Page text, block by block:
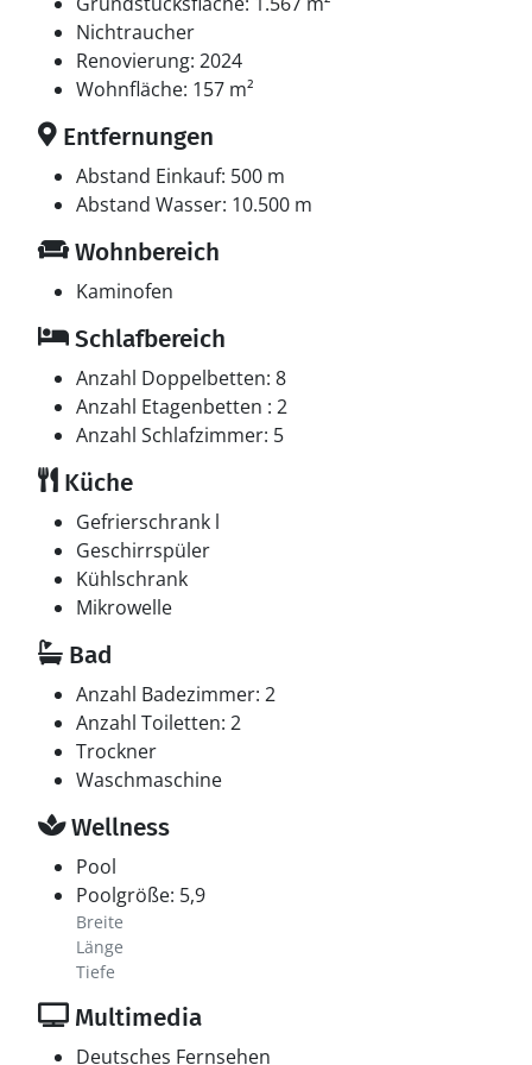
Nichtraucher
Renovierung: 2024
Wohnfläche: 157 m²
Entfernungen
Abstand Einkauf: 500 m
Abstand Wasser: 10.500 m
Wohnbereich
Kaminofen
Schlafbereich
Anzahl Doppelbetten: 8
Anzahl Etagenbetten : 2
Anzahl Schlafzimmer: 5
Küche
Gefrierschrank l
Geschirrspüler
Kühlschrank
Mikrowelle
Bad
Anzahl Badezimmer: 2
Anzahl Toiletten: 2
Trockner
Waschmaschine
Wellness
Pool
Poolgröße: 5,9
Breite
Länge
Tiefe
Multimedia
Deutsches Fernsehen